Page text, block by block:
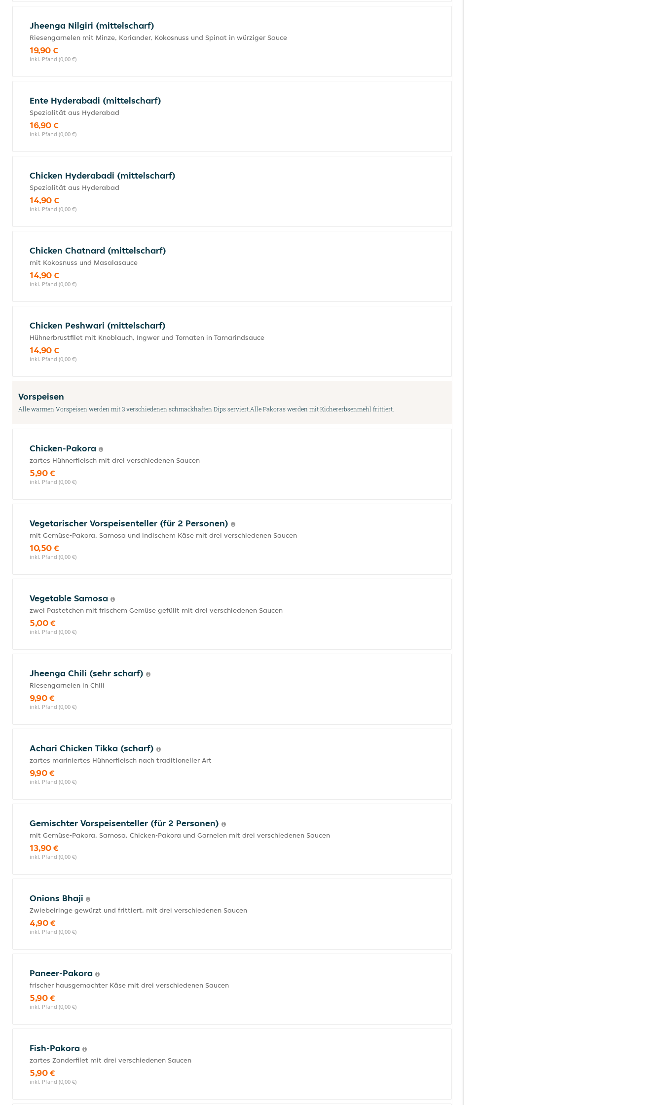
Jheenga Nilgiri (mittelscharf)
Riesengarnelen mit Minze, Koriander, Kokosnuss und Spinat in würziger Sauce
19,90 €
inkl. Pfand (0,00 €)
Ente Hyderabadi (mittelscharf)
Spezialität aus Hyderabad
16,90 €
inkl. Pfand (0,00 €)
Chicken Hyderabadi (mittelscharf)
Spezialität aus Hyderabad
14,90 €
inkl. Pfand (0,00 €)
Chicken Chatnard (mittelscharf)
mit Kokosnuss und Masalasauce
14,90 €
inkl. Pfand (0,00 €)
Chicken Peshwari (mittelscharf)
Hühnerbrustfilet mit Knoblauch, Ingwer und Tomaten in Tamarindsauce
14,90 €
inkl. Pfand (0,00 €)
Vorspeisen
Alle warmen Vorspeisen werden mit 3 verschiedenen schmackhaften Dips serviert.Alle Pakoras werden mit Kichererbsenmehl frittiert.
Chicken-Pakora
zartes Hühnerfleisch mit drei verschiedenen Saucen
5,90 €
inkl. Pfand (0,00 €)
Vegetarischer Vorspeisenteller (für 2 Personen)
mit Gemüse-Pakora, Samosa und indischem Käse mit drei verschiedenen Saucen
10,50 €
inkl. Pfand (0,00 €)
Vegetable Samosa
zwei Pastetchen mit frischem Gemüse gefüllt mit drei verschiedenen Saucen
5,00 €
inkl. Pfand (0,00 €)
Jheenga Chili (sehr scharf)
Riesengarnelen in Chili
9,90 €
inkl. Pfand (0,00 €)
Achari Chicken Tikka (scharf)
zartes mariniertes Hühnerfleisch nach traditioneller Art
9,90 €
inkl. Pfand (0,00 €)
Gemischter Vorspeisenteller (für 2 Personen)
mit Gemüse-Pakora, Samosa, Chicken-Pakora und Garnelen mit drei verschiedenen Saucen
13,90 €
inkl. Pfand (0,00 €)
Onions Bhaji
Zwiebelringe gewürzt und frittiert, mit drei verschiedenen Saucen
4,90 €
inkl. Pfand (0,00 €)
Paneer-Pakora
frischer hausgemachter Käse mit drei verschiedenen Saucen
5,90 €
inkl. Pfand (0,00 €)
Fish-Pakora
zartes Zanderfilet mit drei verschiedenen Saucen
5,90 €
inkl. Pfand (0,00 €)